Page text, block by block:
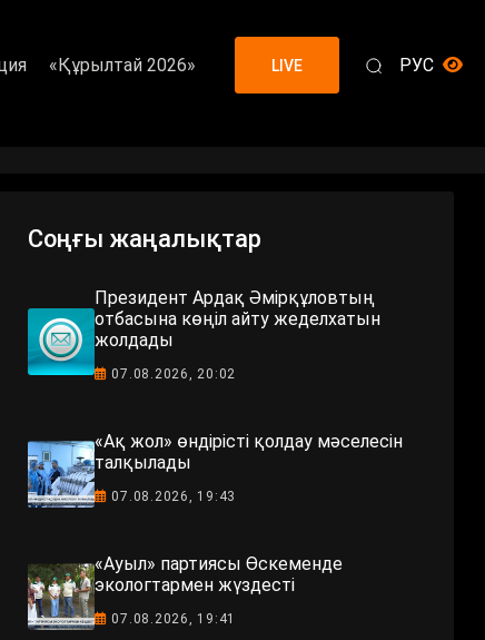
«Құрылтай 2026» LIVE РУС
Соңғы жаңалықтар
Президент Ардақ Әмірқұловтың
отбасына көңіл айту жеделхатын
жолдады
07.08.2026, 20:02
«Ақ жол» өндірісті қолдау мәселесін
талқылады
07.08.2026, 19:43
«Ауыл» партиясы Өскеменде
экологтармен жүздесті
07.08.2026, 19:41